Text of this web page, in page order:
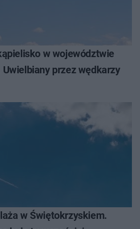
w województwie
przez wędkarzy
w Świętokrzyskiem.